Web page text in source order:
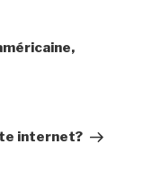
internet?